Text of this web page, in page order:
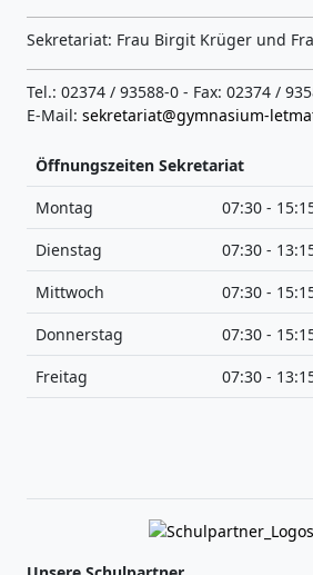
Sekretariat: Frau Birgit Krüger und
Tel.: 02374 / 93588-0 - Fax: 02374 /
E-Mail: sekretariat@gymnasium-
Öffnungszeiten Sekretariat
Montag
07:30 -
Dienstag
07:30 -
Mittwoch
07:30 -
Donnerstag
07:30 -
Freitag
07:30 -